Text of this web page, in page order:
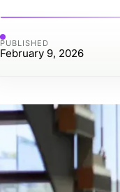
PUBLISHED
February 9, 2026